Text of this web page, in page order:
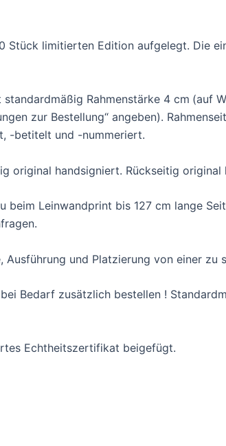
limitierten Edition aufgelegt. Die
standardmäßig Rahmenstärke 4 cm (auf
zur Bestellung“ angeben).
-betitelt und -nummeriert.
original handsigniert. Rückseitig
beim Leinwandprint bis 127 cm lange
Ausführung und Platzierung von einer zu
Bedarf zusätzlich bestellen !
Echtheitszertifikat beigefügt.